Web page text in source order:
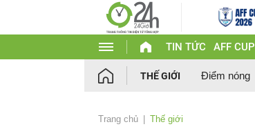
TIN TỨC AFF CUP
THẾ GIỚI Điểm nóng
Trang chủ Thế giới